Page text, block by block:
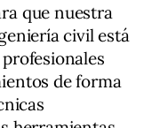
que nuestra
civil está
de forma